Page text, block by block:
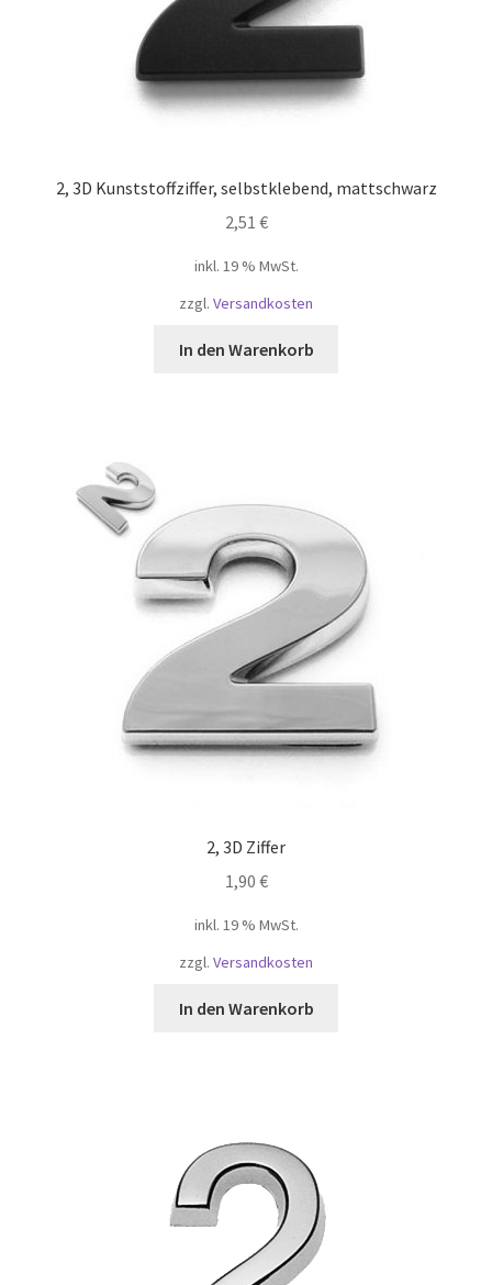
2, 3D Kunststoffziffer, selbstklebend, mattschwarz
2,51 €
inkl. 19 % MwSt.
zzgl. Versandkosten
In den Warenkorb
2, 3D Ziffer
1,90 €
inkl. 19 % MwSt.
zzgl. Versandkosten
In den Warenkorb